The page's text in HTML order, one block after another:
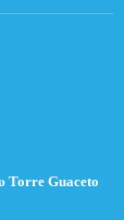
Torre Guaceto